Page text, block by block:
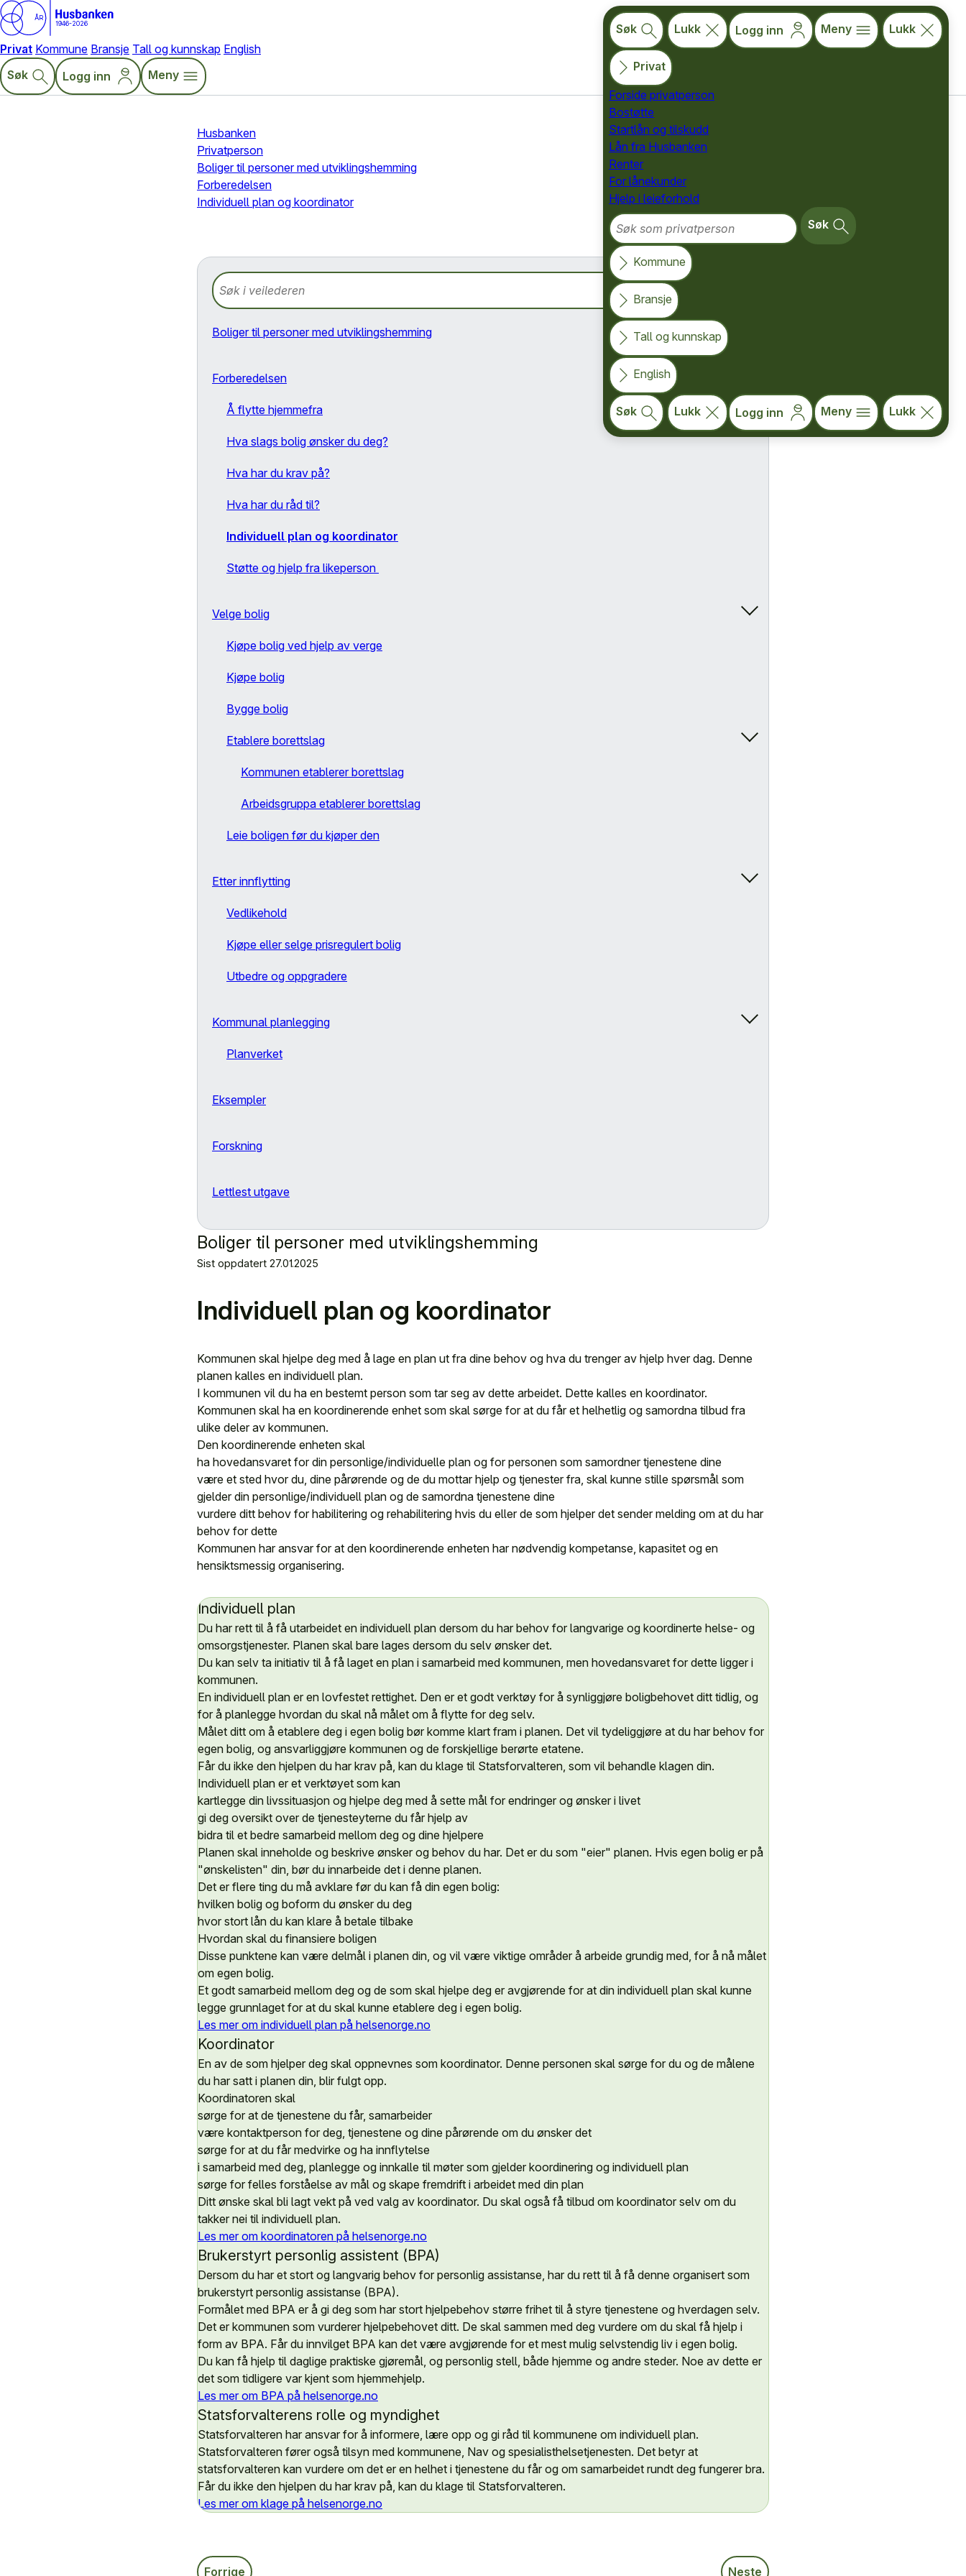
ÅR
1946-2026
Privat Kommune Bransje Tall og kunnskap English
Søk
Logg inn Meny
Søk Lukk Logg inn Meny Lukk
Privat
Forside privatperson
Bostøtte
Startlån og tilskudd
Lån fra Husbanken
Renter
For lånekunder
Hjelp i leieforhold
Søk som privatperson
Søk
Kommune
Bransje
Tall og kunnskap
English
Søk Lukk Logg inn Meny Lukk
Husbanken
Privatperson
Boliger til personer med utviklingshemming
Forberedelsen
Individuell plan og koordinator
Søk i veilederen
Boliger til personer med utviklingshemming
Forberedelsen
Å flytte hjemmefra
Hva slags bolig ønsker du deg?
Hva har du krav på?
Hva har du råd til?
Individuell plan og koordinator
Støtte og hjelp fra likeperson
Velge bolig
Kjøpe bolig ved hjelp av verge
Kjøpe bolig
Bygge bolig
Etablere borettslag
Kommunen etablerer borettslag
Arbeidsgruppa etablerer borettslag
Leie boligen før du kjøper den
Etter innflytting
Vedlikehold
Kjøpe eller selge prisregulert bolig
Utbedre og oppgradere
Kommunal planlegging
Planverket
Eksempler
Forskning
Lettlest utgave
Boliger til personer med utviklingshemming
Sist oppdatert 27.01.2025
Individuell plan og koordinator
Kommunen skal hjelpe deg med å lage en plan ut fra dine behov og hva du trenger av hjelp hver dag. Denne
planen kalles en individuell plan.
I kommunen vil du ha en bestemt person som tar seg av dette arbeidet. Dette kalles en koordinator.
Kommunen skal ha en koordinerende enhet som skal sørge for at du får et helhetlig og samordna tilbud fra
ulike deler av kommunen.
Den koordinerende enheten skal
ha hovedansvaret for din personlige/individuelle plan og for personen som samordner tjenestene dine
være et sted hvor du, dine pårørende og de du mottar hjelp og tjenester fra, skal kunne stille spørsmål som
gjelder din personlige/individuell plan og de samordna tjenestene dine
vurdere ditt behov for habilitering og rehabilitering hvis du eller de som hjelper det sender melding om at du har
behov for dette
Kommunen har ansvar for at den koordinerende enheten har nødvendig kompetanse, kapasitet og en
hensiktsmessig organisering.
Individuell plan
Du har rett til å få utarbeidet en individuell plan dersom du har behov for langvarige og koordinerte helse- og
omsorgstjenester. Planen skal bare lages dersom du selv ønsker det.
Du kan selv ta initiativ til å få laget en plan i samarbeid med kommunen, men hovedansvaret for dette ligger i
kommunen.
En individuell plan er en lovfestet rettighet. Den er et godt verktøy for å synliggjøre boligbehovet ditt tidlig, og
for å planlegge hvordan du skal nå målet om å flytte for deg selv.
Målet ditt om å etablere deg i egen bolig bør komme klart fram i planen. Det vil tydeliggjøre at du har behov for
egen bolig, og ansvarliggjøre kommunen og de forskjellige berørte etatene.
Får du ikke den hjelpen du har krav på, kan du klage til Statsforvalteren, som vil behandle klagen din.
Individuell plan er et verktøyet som kan
kartlegge din livssituasjon og hjelpe deg med å sette mål for endringer og ønsker i livet
gi deg oversikt over de tjenesteyterne du får hjelp av
bidra til et bedre samarbeid mellom deg og dine hjelpere
Planen skal inneholde og beskrive ønsker og behov du har. Det er du som "eier" planen. Hvis egen bolig er på
"ønskelisten" din, bør du innarbeide det i denne planen.
Det er flere ting du må avklare før du kan få din egen bolig:
hvilken bolig og boform du ønsker du deg
hvor stort lån du kan klare å betale tilbake
Hvordan skal du finansiere boligen
Disse punktene kan være delmål i planen din, og vil være viktige områder å arbeide grundig med, for å nå målet
om egen bolig.
Et godt samarbeid mellom deg og de som skal hjelpe deg er avgjørende for at din individuell plan skal kunne
legge grunnlaget for at du skal kunne etablere deg i egen bolig.
Les mer om individuell plan på helsenorge.no
Koordinator
En av de som hjelper deg skal oppnevnes som koordinator. Denne personen skal sørge for du og de målene
du har satt i planen din, blir fulgt opp.
Koordinatoren skal
sørge for at de tjenestene du får, samarbeider
være kontaktperson for deg, tjenestene og dine pårørende om du ønsker det
sørge for at du får medvirke og ha innflytelse
i samarbeid med deg, planlegge og innkalle til møter som gjelder koordinering og individuell plan
sørge for felles forståelse av mål og skape fremdrift i arbeidet med din plan
Ditt ønske skal bli lagt vekt på ved valg av koordinator. Du skal også få tilbud om koordinator selv om du
takker nei til individuell plan.
Les mer om koordinatoren på helsenorge.no
Brukerstyrt personlig assistent (BPA)
Dersom du har et stort og langvarig behov for personlig assistanse, har du rett til å få denne organisert som
brukerstyrt personlig assistanse (BPA).
Formålet med BPA er å gi deg som har stort hjelpebehov større frihet til å styre tjenestene og hverdagen selv.
Det er kommunen som vurderer hjelpebehovet ditt. De skal sammen med deg vurdere om du skal få hjelp i
form av BPA. Får du innvilget BPA kan det være avgjørende for et mest mulig selvstendig liv i egen bolig.
Du kan få hjelp til daglige praktiske gjøremål, og personlig stell, både hjemme og andre steder. Noe av dette er
det som tidligere var kjent som hjemmehjelp.
Les mer om BPA på helsenorge.no
Statsforvalterens rolle og myndighet
Statsforvalteren har ansvar for å informere, lære opp og gi råd til kommunene om individuell plan.
Statsforvalteren fører også tilsyn med kommunene, Nav og spesialisthelsetjenesten. Det betyr at
statsforvalteren kan vurdere om det er en helhet i tjenestene du får og om samarbeidet rundt deg fungerer bra.
Får du ikke den hjelpen du har krav på, kan du klage til Statsforvalteren.
Les mer om klage på helsenorge.no
Forrige Neste